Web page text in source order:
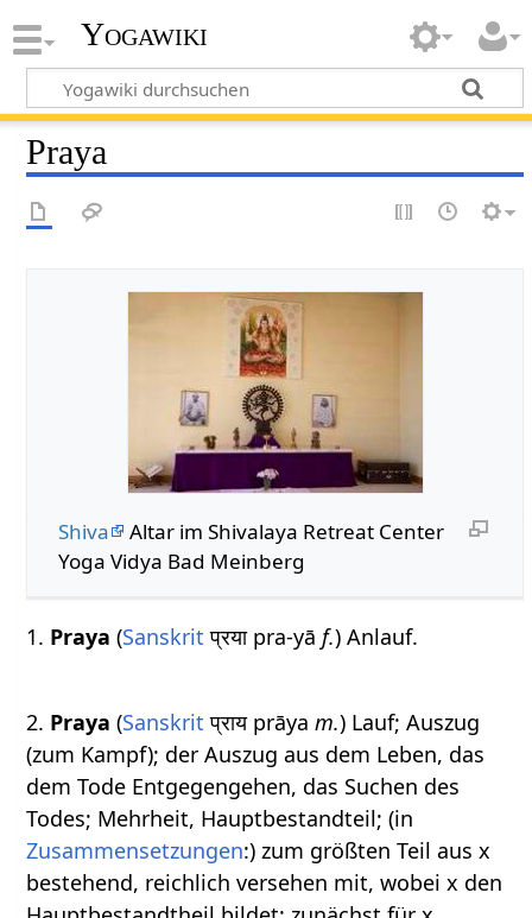
Yogawiki
Praya
Shiva
Altar im Shivalaya Retreat Center
Yoga Vidya Bad Meinberg
1. Praya (Sanskrit प्रया pra-yāf.) Anlauf.
2. Praya (Sanskrit प्राय prāyam.) Lauf; Auszug
(zum Kampf); der Auszug aus dem Leben, das
dem Tode Entgegengehen, das Suchen des
Todes; Mehrheit, Hauptbestandteil; (in
Zusammensetzungen:) zum größten Teil aus x
bestehend, reichlich versehen mit, wobei x den